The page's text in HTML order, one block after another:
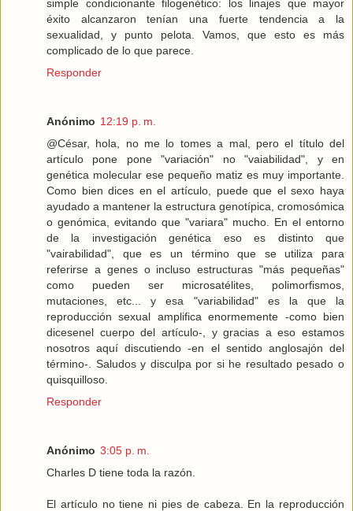
simple condicionante filogenético: los linajes que mayor
éxito alcanzaron tenían una fuerte tendencia a la
sexualidad, y punto pelota. Vamos, que esto es más
complicado de lo que parece.
Responder
Anónimo 12:19 p. m.
@César, hola, no me lo tomes a mal, pero el título del
artículo pone pone "variación" no "vaiabilidad", y en
genética molecular ese pequeño matiz es muy importante.
Como bien dices en el artículo, puede que el sexo haya
ayudado a mantener la estructura genotípica, cromosómica
o genómica, evitando que "variara" mucho. En el entorno
de la investigación genética eso es distinto que
"vairabilidad", que es un término que se utiliza para
referirse a genes o incluso estructuras "más pequeñas"
como pueden ser microsatélites, polimorfismos,
mutaciones, etc... y esa "variabilidad" es la que la
reproducción sexual amplifica enormemente -como bien
dicesenel cuerpo del artículo-, y gracias a eso estamos
nosotros aquí discutiendo -en el sentido anglosajón del
término-. Saludos y disculpa por si he resultado pesado o
quisquilloso.
Responder
Anónimo 3:05 p. m.
Charles D tiene toda la razón.
El artículo no tiene ni pies de cabeza. En la reproducción